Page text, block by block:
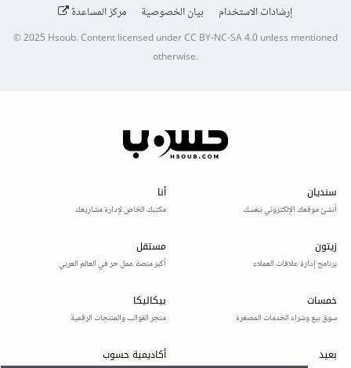
إرشادات الاستخدام
بيان الخصوصية مركز المساعدة
© 2025Hsoub.Content licensed underCC BY-NC-SA 4.0unless mentioned
otherwise.